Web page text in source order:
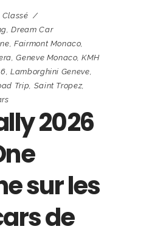
Classé
,Dream Car
, Fairmont Monaco,
,Geneve Monaco,KMH
, Lamborghini Geneve,
Trip, Saint Tropez,
2026
sur les
de